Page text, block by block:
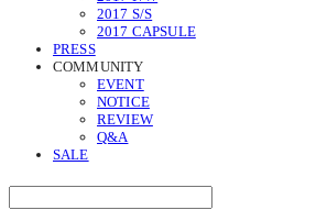
2017 S/S
2017 CAPSULE
PRESS
COMMUNITY
EVENT
NOTICE
REVIEW
Q&A
SALE